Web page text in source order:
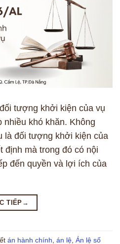
tượng khởi kiện của vụ
nhiều khó khăn. Không
là đối tượng khởi kiện của
định mà trong đó có nội
đến quyền và lợi ích của
TIẾP →
án hành chính án lệ Án lệ số